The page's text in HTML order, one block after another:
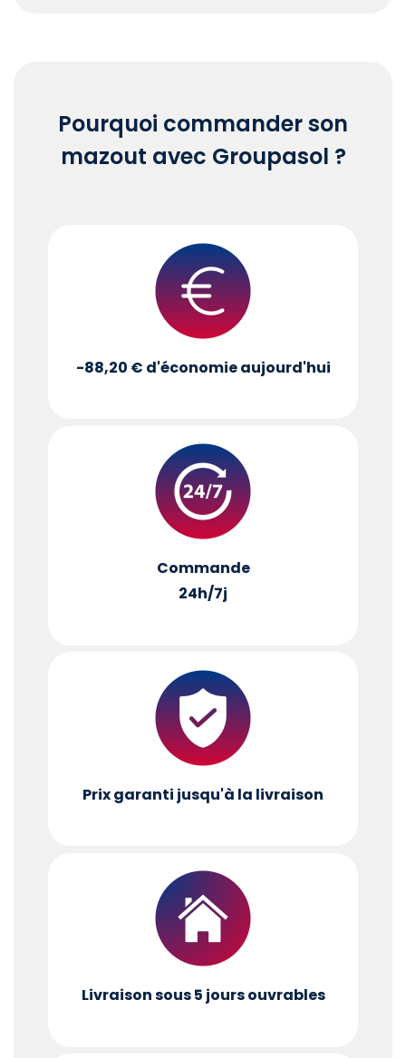
Pourquoi commander son
mazout avec Groupasol ?
-88,20 € d'économie aujourd'hui
Commande
24h/7j
Prix garanti jusqu'à la livraison
Livraison sous 5 jours ouvrables